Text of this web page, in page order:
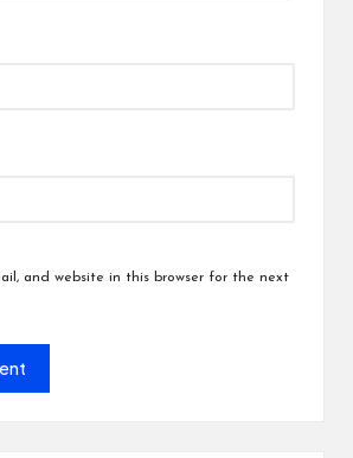
and website in this browser for the next